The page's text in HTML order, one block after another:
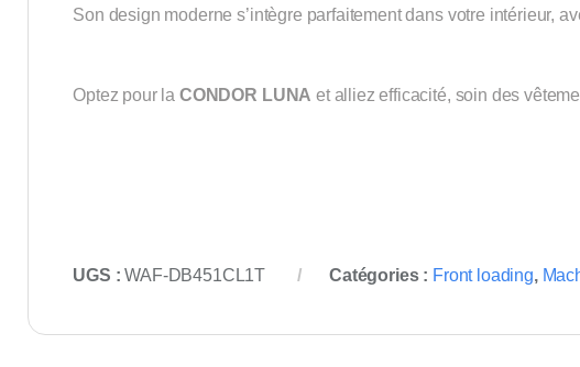
Son design moderne s’intègre parfaitement dans votre intérieur,
Optez pour la CONDOR LUNA et alliez efficacité, soin des
UGS :WAF-DB451CL1T Catégories : Front loading,